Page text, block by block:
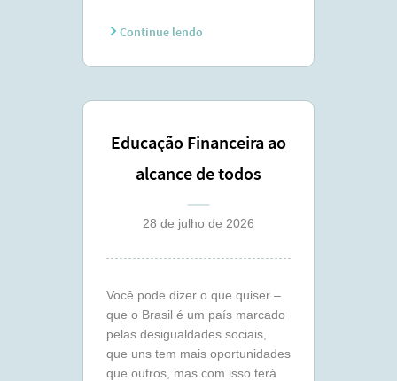
Continue lendo
Educação Financeira ao
alcance de todos
28 de julho de 2026
Você pode dizer o que quiser –
que o Brasil é um país marcado
pelas desigualdades sociais,
que uns tem mais oportunidades
que outros, mas com isso terá